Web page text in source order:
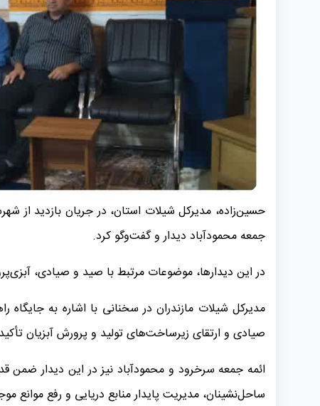
حسین‌زاده، مدیرکل شیلات استان، در جریان بازدید از
جمعه محمودآباد دیدار و گفت‌وگو کرد.
در این دیدارها، موضوعات مرتبط با صید و صیادی،
مدیرکل شیلات مازندران در سخنانی با اشاره به
صیادی و ارتقای زیرساخت‌های تولید و پرورش آبزیان
ائمه جمعه سرخرود و محمودآباد نیز در این دیدار
ساحل‌نشینان، مدیریت پایدار منابع دریایی و رفع موانع